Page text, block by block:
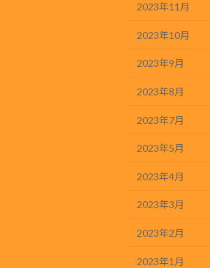
2023年11月
2023年10月
2023年9月
2023年8月
2023年7月
2023年5月
2023年4月
2023年3月
2023年2月
2023年1月